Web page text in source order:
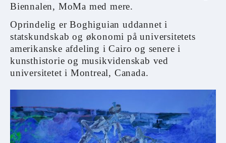
Biennalen, MoMa med mere.
Oprindelig er Boghiguian uddannet i
statskundskab og økonomi på universitetets
amerikanske afdeling i Cairo og senere i
kunsthistorie og musikvidenskab ved
universitetet i Montreal, Canada.